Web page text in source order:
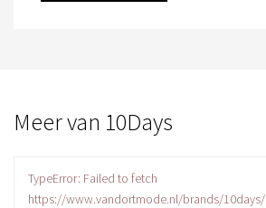
Meer van 10Days
TypeError: Failed to fetch
https://www.vandortmode.nl/brands/10days/